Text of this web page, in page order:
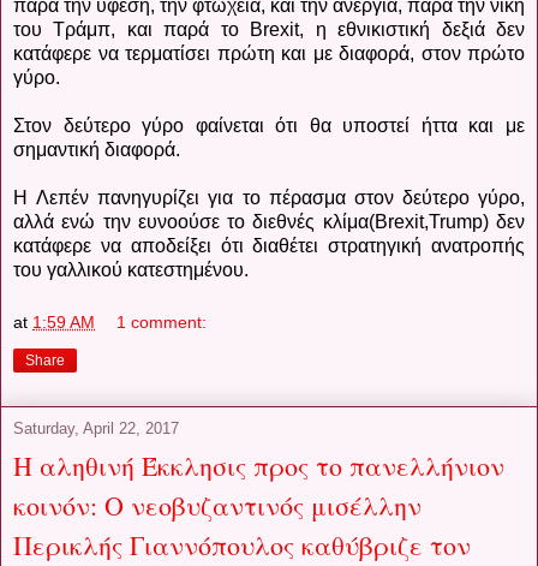
παρά την ύφεση, την φτώχεια, και την ανεργία, παρά την νίκη
του Τράμπ, και παρά το Brexit, η εθνικιστική δεξιά δεν
κατάφερε να τερματίσει πρώτη και με διαφορά, στον πρώτο
γύρο.
Στον δεύτερο γύρο φαίνεται ότι θα υποστεί ήττα και με
σημαντική διαφορά.
H Λεπέν πανηγυρίζει για το πέρασμα στον δεύτερο γύρο,
αλλά ενώ την ευνοούσε το διεθνές κλίμα(Brexit,Trump) δεν
κατάφερε να αποδείξει ότι διαθέτει στρατηγική ανατροπής
του γαλλικού κατεστημένου.
at 1:59 AM 1 comment:
Share
Saturday, April 22, 2017
Η αληθινή Έκκλησις προς το πανελλήνιον
κοινόν: Ο νεοβυζαντινός μισέλλην
Περικλής Γιαννόπουλος καθύβριζε τον